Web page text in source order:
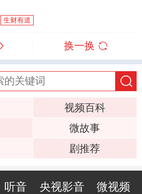
生财有道
换一换
视频百科
微故事
剧推荐
听音 央视影音 微视频